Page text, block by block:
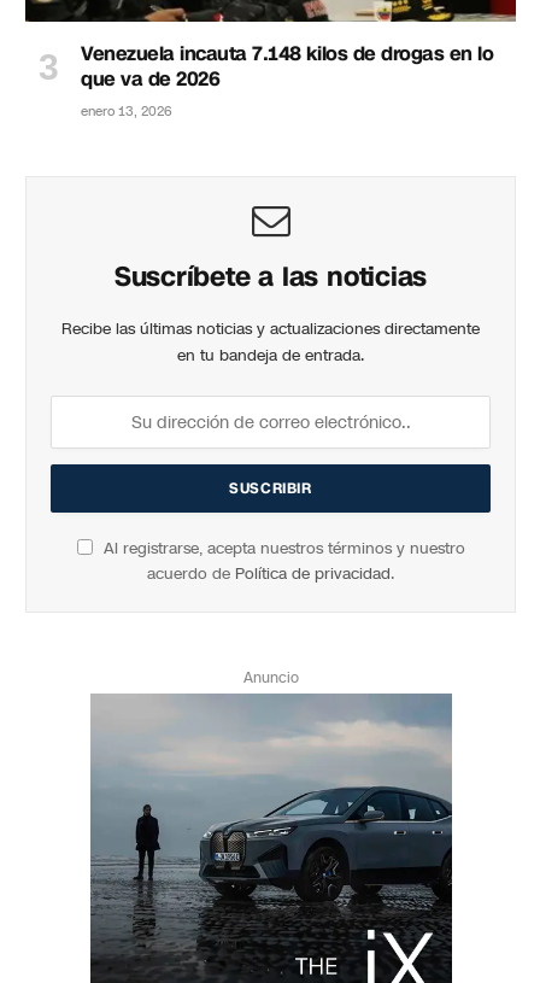
Venezuela incauta 7.148 kilos de drogas en lo
que va de 2026
enero 13, 2026
Suscríbete a las noticias
Recibe las últimas noticias y actualizaciones directamente
en tu bandeja de entrada.
Al registrarse, acepta nuestros términos y nuestro
acuerdo de Política de privacidad.
Anuncio